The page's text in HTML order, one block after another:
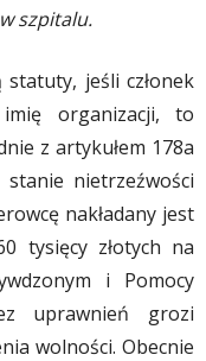
szpitalu.
statuty, jeśli członek
organizacji, to
z artykułem 178a
nietrzeźwości
nakładany jest
tysięcy złotych na
i Pomocy
uprawnień grozi
wolności. Obecnie